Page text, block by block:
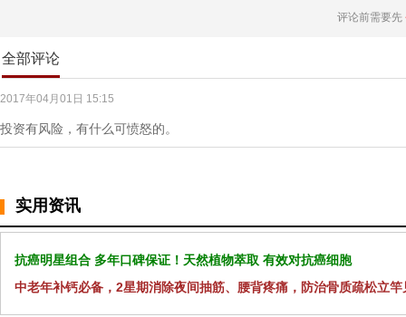
评论前需要先
全部评论
2017年04月01日 15:15
投资有风险，有什么可愤怒的。
实用资讯
抗癌明星组合 多年口碑保证！天然植物萃取 有效对抗癌细胞
中老年补钙必备，2星期消除夜间抽筋、腰背疼痛，防治骨质疏松立竿